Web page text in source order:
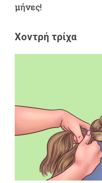
μήνες!
Χοντρή τρίχα